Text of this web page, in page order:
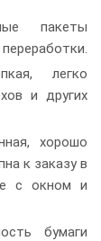
пакеты
легко
и других
хорошо
к заказу в
с окном и
бумаги